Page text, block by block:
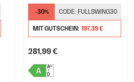
Silber
-30% CODE: FULLSWING30
MIT GUTSCHEIN: 197,39 €
281,99 €